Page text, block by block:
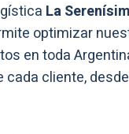
La
optimizar
en toda
cliente,